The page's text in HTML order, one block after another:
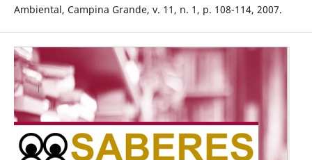
Ambiental, Campina Grande, v. 11, n. 1, p. 108-114, 2007.